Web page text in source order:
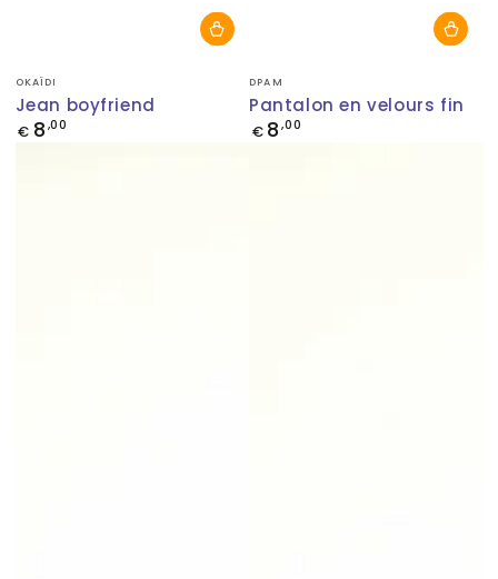
Fournisseur:
OKAÏDI
Jean boyfriend
Prix
€ 8 ,00
Fournisseur:
DPAM
Pantalon en velours fin
Prix
€ 8 ,00